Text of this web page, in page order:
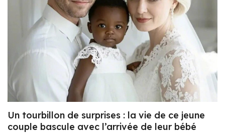
Un tourbillon de surprises : la vie de ce jeune
couple bascule avec l’arrivée de leur bébé